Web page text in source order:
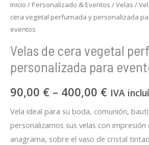
Inicio / Personalizado & Eventos /Velas /
cera vegetal perfumada y personalizada
eventos
Velas de cera vegetal
personalizada para
90,00 € – 400,00 € IVA
Vela ideal para su boda, comunión,
personalizamos sus velas con
anagrama, sobre el vaso de cristal